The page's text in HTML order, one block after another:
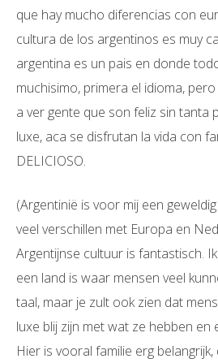
que hay mucho diferencias con
cultura de los argentinos es muy
argentina es un pais en donde
muchisimo, primera el idioma,
a ver gente que son feliz sin tanta
luxe, aca se disfrutan la vida con
DELICIOSO.
(Argentinië is voor mij een
veel verschillen met Europa en
Argentijnse cultuur is fantastisch.
een land is waar mensen veel
taal, maar je zult ook zien dat
luxe blij zijn met wat ze hebben en
Hier is vooral familie erg